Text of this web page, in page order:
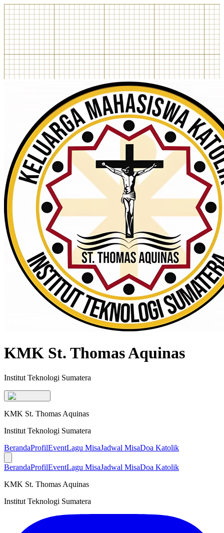
KMK St. Thomas Aquinas
Institut Teknologi Sumatera
KMK St. Thomas Aquinas
Institut Teknologi Sumatera
BerandaProfilEventLagu MisaJadwal MisaDoa Katolik
BerandaProfilEventLagu MisaJadwal MisaDoa Katolik
KMK St. Thomas Aquinas
Institut Teknologi Sumatera